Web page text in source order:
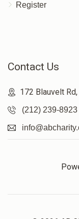
Register
Contact Us
172 Blauvelt
(212) 239-8923